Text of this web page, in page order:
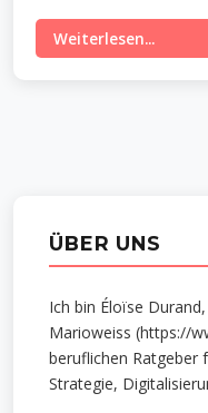
Weiterlesen...
ÜBER UNS
Ich bin Éloïse
Marioweiss (https://
beruflichen Ratgeber
Strategie,